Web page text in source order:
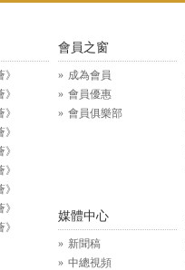
會員之窗
成為會員
會員優惠
會員俱樂部
媒體中心
新聞稿
中總視頻